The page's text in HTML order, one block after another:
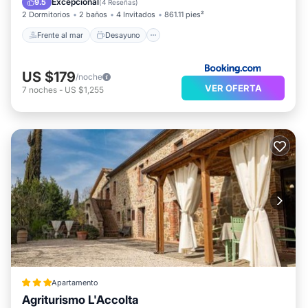
9.5 (4 Reseñas)
2 Dormitorios 2 baños 4 Invitados 861.11 pies²
Frente al mar Desayuno
US $179/noche
7 noches - US $1,255 VER OFERTA
Apartamento
Agriturismo L'Accolta